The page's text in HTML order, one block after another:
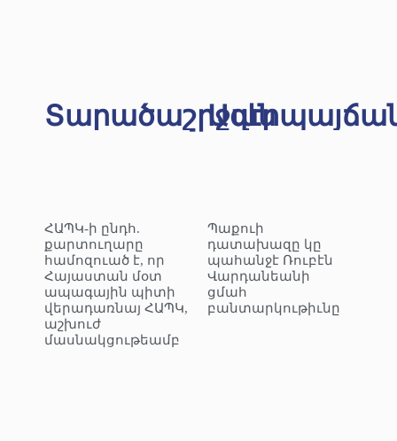
Տարածաշրջան
ՀԱՊԿ-ի ընդհ.
քարտուղարը
համոզուած է, որ
Հայաստան մօտ
ապագային պիտի
վերադառնայ ՀԱՊԿ,
աշխուժ
մասնակցութեամբ
Պաքուի
դատախազը կը
պահանջէ Ռուբէն
Վարդանեանի
ցմահ
բանտարկութիւնը